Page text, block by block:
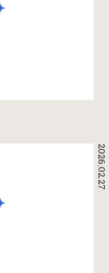
2026.02.27